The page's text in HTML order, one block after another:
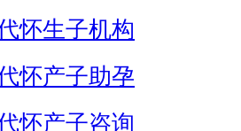
怀生子机构
怀产子助孕
怀产子咨询